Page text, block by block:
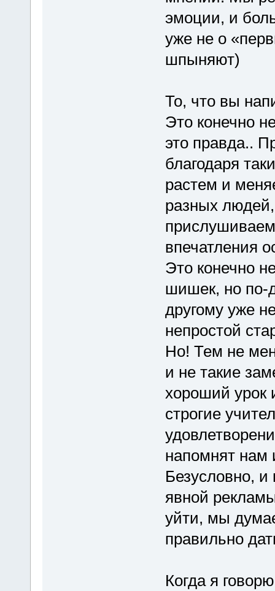
эмоции, и
уже не о
шпыняют)
То, что вы
Это конечно
это правда..
благодаря
растем и
разных
впечатления
Это конечно
шишек, но по-
другому уже
непростой
Но! Тем не
и не такие
хороший урок
строгие
напомнят
Безусловно, и
явной
уйти, мы
правильно
Когда я